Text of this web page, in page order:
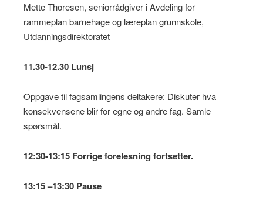
Mette Thoresen, seniorrådgiver i Avdeling for
rammeplan barnehage og læreplan grunnskole,
Utdanningsdirektoratet
11.30-12.30 Lunsj
Oppgave til fagsamlingens deltakere: Diskuter hva
konsekvensene blir for egne og andre fag. Samle
spørsmål.
12:30-13:15 Forrige forelesning fortsetter.
13:15 –13:30 Pause